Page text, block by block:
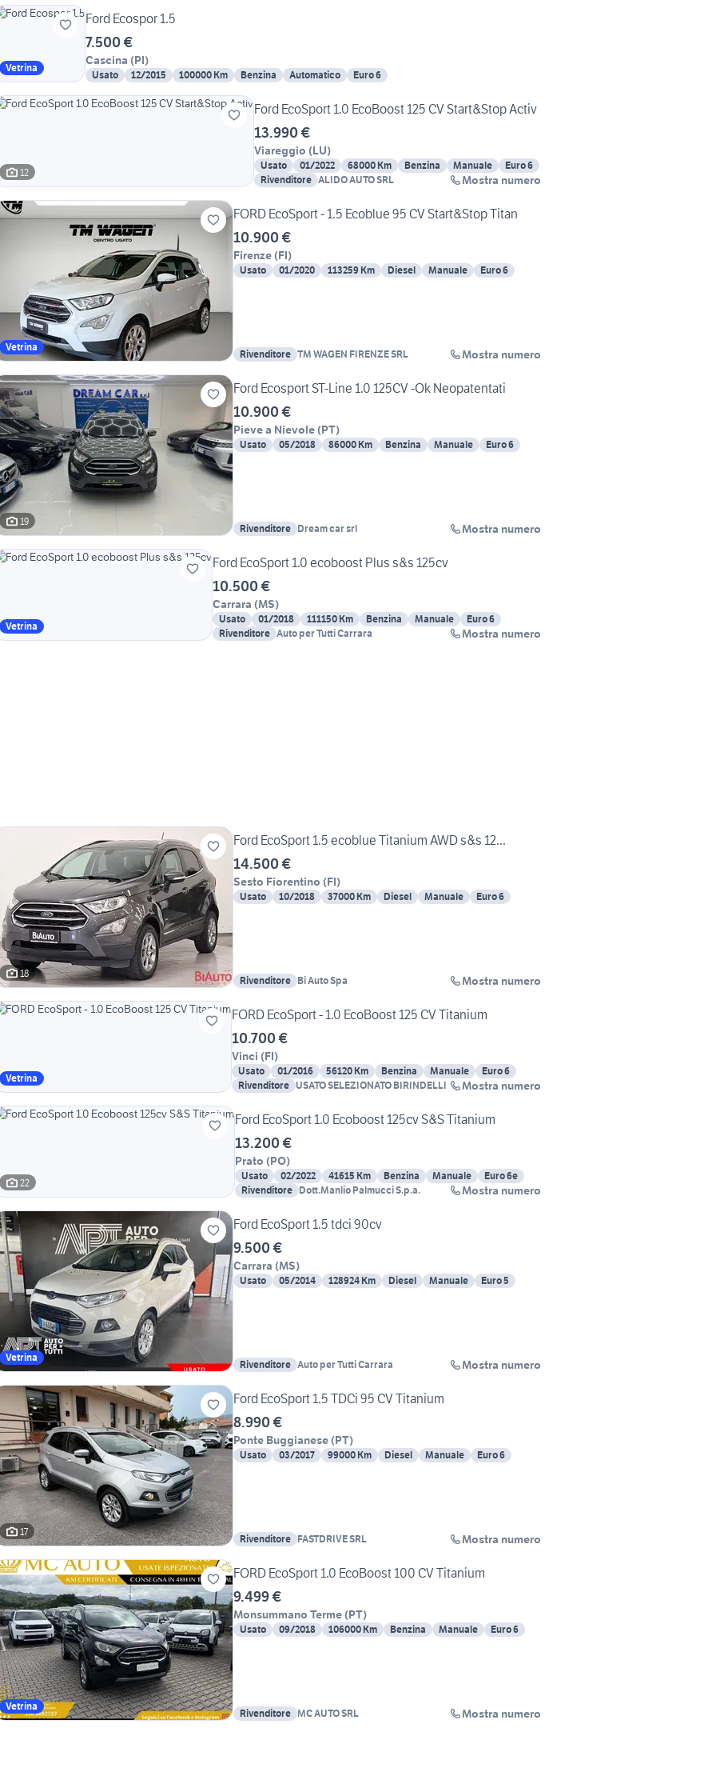
Vetrina
Ford Ecospor 1.5
7.500 €
Cascina (PI)
Usato 12/2015 100000 Km Benzina Automatico Euro 6
12
Ford EcoSport 1.0 EcoBoost 125 CV Start&Stop Activ
13.990 €
Viareggio (LU)
Usato 01/2022 68000 Km Benzina Manuale
Euro 6
Rivenditore ALIDO AUTO SRL Mostra numero
Vetrina
FORD EcoSport - 1.5 Ecoblue 95 CV Start&Stop Titan
10.900 €
Firenze (FI)
Usato 01/2020 113259 Km Diesel Manuale Euro 6
Rivenditore TM WAGEN FIRENZE SRL Mostra numero
19
Ford Ecosport ST-Line 1.0 125CV -Ok Neopatentati
10.900 €
Pieve a Nievole (PT)
Usato 05/2018 86000 Km Benzina Manuale Euro 6
Rivenditore Dream car srl Mostra numero
Vetrina
Ford EcoSport 1.0 ecoboost Plus s&s 125cv
10.500 €
Carrara (MS)
Usato 01/2018 111150 Km Benzina Manuale
Euro 6
Rivenditore Auto per Tutti Carrara Mostra numero
18
Ford EcoSport 1.5 ecoblue Titanium AWD s&s 12...
14.500 €
Sesto Fiorentino (FI)
Usato 10/2018 37000 Km Diesel Manuale Euro 6
Rivenditore Bi Auto Spa Mostra numero
Vetrina
FORD EcoSport - 1.0 EcoBoost 125 CV Titanium
10.700 €
Vinci (FI)
Usato 01/2016 56120 Km Benzina Manuale
Euro 6
Rivenditore USATO SELEZIONATO BIRINDELLI Mostra numero
22
Ford EcoSport 1.0 Ecoboost 125cv S&S Titanium
13.200 €
Prato (PO)
Usato 02/2022 41615 Km Benzina Manuale
Euro 6e
Rivenditore Dott.Manlio Palmucci S.p.a. Mostra numero
Vetrina
Ford EcoSport 1.5 tdci 90cv
9.500 €
Carrara (MS)
Usato 05/2014 128924 Km Diesel Manuale Euro 5
Rivenditore Auto per Tutti Carrara Mostra numero
17
Ford EcoSport 1.5 TDCi 95 CV Titanium
8.990 €
Ponte Buggianese (PT)
Usato 03/2017 99000 Km Diesel Manuale Euro 6
Rivenditore FASTDRIVE SRL Mostra numero
Vetrina
FORD EcoSport 1.0 EcoBoost 100 CV Titanium
9.499 €
Monsummano Terme (PT)
Usato 09/2018 106000 Km Benzina Manuale Euro 6
Rivenditore MC AUTO SRL Mostra numero